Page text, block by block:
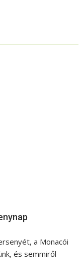
a Monacói
és semmiről